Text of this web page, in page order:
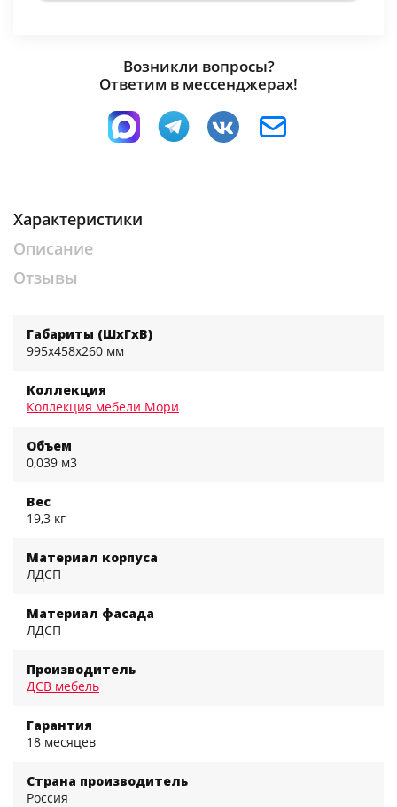
Возникли вопросы?
Ответим в мессенджерах!
Характеристики
Описание
Отзывы
Габариты (ШхГхВ)
995x458x260 мм
Коллекция
Коллекция мебели Мори
Объем
0,039 м3
Вес
19,3 кг
Материал корпуса
ЛДСП
Материал фасада
ЛДСП
Производитель
ДСВ мебель
Гарантия
18 месяцев
Страна производитель
Россия